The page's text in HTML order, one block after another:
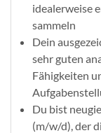
idealerweise
sammeln
Dein
sehr guten
Fähigkeiten
Du bist
(m/w/d), der